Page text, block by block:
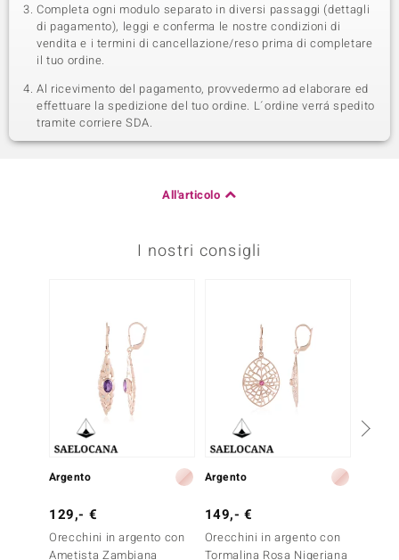
Completa ogni modulo separato in diversi passaggi (dettagli
di pagamento), leggi e conferma le nostre condizioni di
vendita e i termini di cancellazione/reso prima di completare
il tuo ordine.
Al ricevimento del pagamento, provvedermo ad elaborare ed
effettuare la spedizione del tuo ordine. L´ordine verrá spedito
tramite corriere SDA.
All'articolo
I nostri consigli
Argento
129,- €
Orecchini in argento con
Ametista Zambiana
Argento
149,- €
Orecchini in argento con
Tormalina Rosa Nigeriana